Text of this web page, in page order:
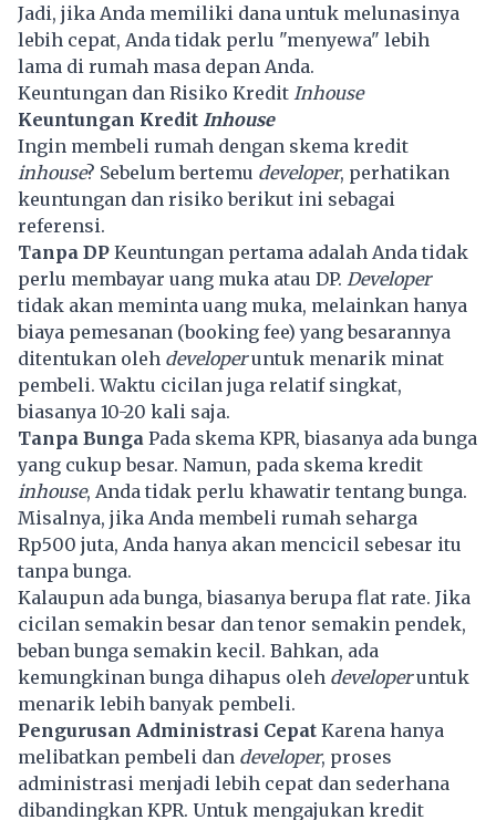
Jadi, jika Anda memiliki dana untuk melunasinya
lebih cepat, Anda tidak perlu "menyewa" lebih
lama di rumah masa depan Anda.
Keuntungan dan Risiko Kredit Inhouse
Keuntungan Kredit Inhouse
Ingin membeli rumah dengan skema kredit
inhouse? Sebelum bertemu developer, perhatikan
keuntungan dan risiko berikut ini sebagai
referensi.
Tanpa DP Keuntungan pertama adalah Anda tidak
perlu membayar uang muka atau DP. Developer
tidak akan meminta uang muka, melainkan hanya
biaya pemesanan (booking fee) yang besarannya
ditentukan oleh developeruntuk menarik minat
pembeli. Waktu cicilan juga relatif singkat,
biasanya 10-20 kali saja.
Tanpa Bunga Pada skema KPR, biasanya ada bunga
yang cukup besar. Namun, pada skema kredit
inhouse, Anda tidak perlu khawatir tentang bunga.
Misalnya, jika Anda membeli rumah seharga
Rp500 juta, Anda hanya akan mencicil sebesar itu
tanpa bunga.
Kalaupun ada bunga, biasanya berupa flat rate. Jika
cicilan semakin besar dan tenor semakin pendek,
beban bunga semakin kecil. Bahkan, ada
kemungkinan bunga dihapus oleh developeruntuk
menarik lebih banyak pembeli.
Pengurusan Administrasi Cepat Karena hanya
melibatkan pembeli dan developer, proses
administrasi menjadi lebih cepat dan sederhana
dibandingkan KPR. Untuk mengajukan kredit